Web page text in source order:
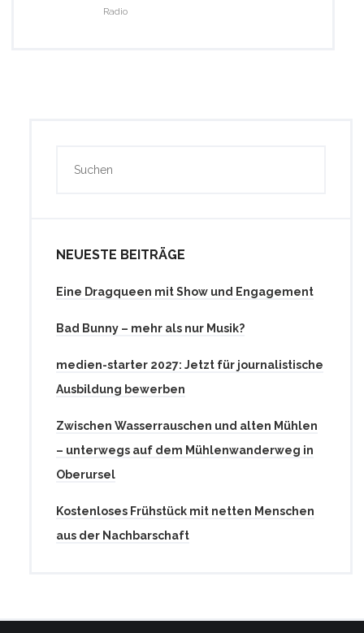
Radio
NEUESTE BEITRÄGE
Eine Dragqueen mit Show und Engagement
Bad Bunny – mehr als nur Musik?
medien-starter 2027: Jetzt für journalistische
Ausbildung bewerben
Zwischen Wasserrauschen und alten Mühlen
– unterwegs auf dem Mühlenwanderweg in
Oberursel
Kostenloses Frühstück mit netten Menschen
aus der Nachbarschaft